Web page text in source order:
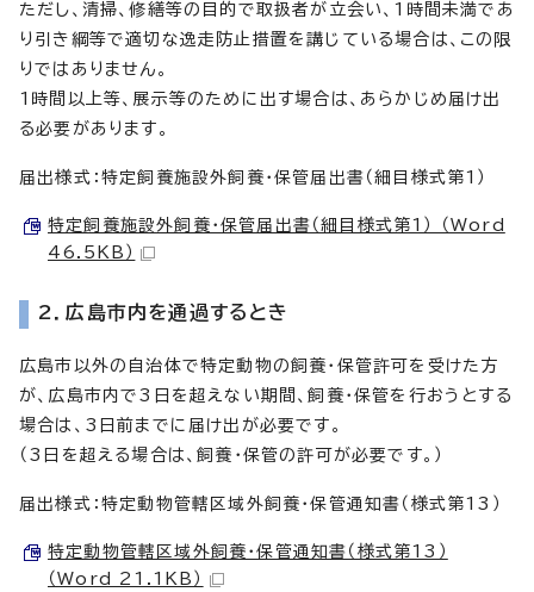
ただし、清掃、修繕等の目的で取扱者が立会い、1時間未満であ
り引き綱等で適切な逸走防止措置を講じている場合は、この限
りではありません。
1時間以上等、展示等のために出す場合は、あらかじめ届け出
る必要があります。
届出様式：特定飼養施設外飼養・保管届出書（細目様式第1）
特定飼養施設外飼養・保管届出書（細目様式第1） （Word
46.5KB）
2．広島市内を通過するとき
広島市以外の自治体で特定動物の飼養・保管許可を受けた方
が、広島市内で3日を超えない期間、飼養・保管を行おうとする
場合は、3日前までに届け出が必要です。
（3日を超える場合は、飼養・保管の許可が必要です。）
届出様式：特定動物管轄区域外飼養・保管通知書（様式第13）
特定動物管轄区域外飼養・保管通知書（様式第13）
（Word 21.1KB）